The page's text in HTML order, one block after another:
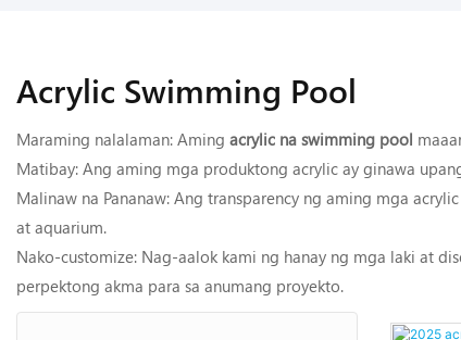
Acrylic Swimming Pool
Maraming nalalaman: Aming acrylic na swimming pool
Matibay: Ang aming mga produktong acrylic ay ginawa
Malinaw na Pananaw: Ang transparency ng aming mga
at aquarium.
Nako-customize: Nag-aalok kami ng hanay ng mga laki at
perpektong akma para sa anumang proyekto.